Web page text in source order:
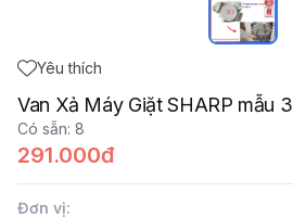
Yêu thích
Van Xả Máy Giặt SHARP mẫu 3
Có sẵn: 8
291.000đ
Đơn vị: